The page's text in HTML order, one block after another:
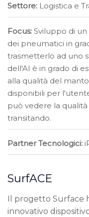
Settore: Logistica e
Focus: Sviluppo di
dei pneumatici in
trasmetterlo ad uno
dell'AI è in grado di
alla qualità del
disponibili per
può vedere la
transitando.
Partner Tecnologici:
SurfACE
Il progetto Surface
innovativo